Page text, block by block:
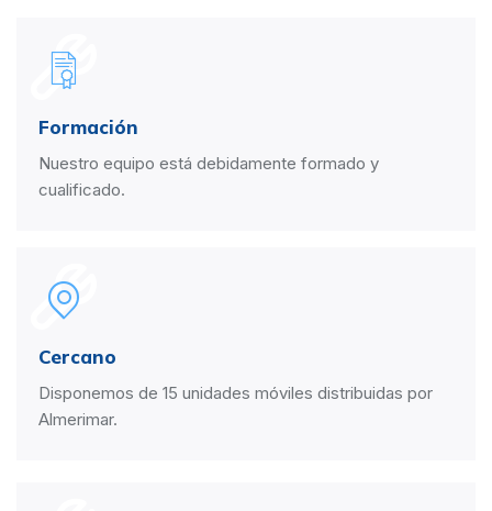
Formación
Nuestro equipo está debidamente formado y
cualificado.
Cercano
Disponemos de 15 unidades móviles distribuidas por
Almerimar.